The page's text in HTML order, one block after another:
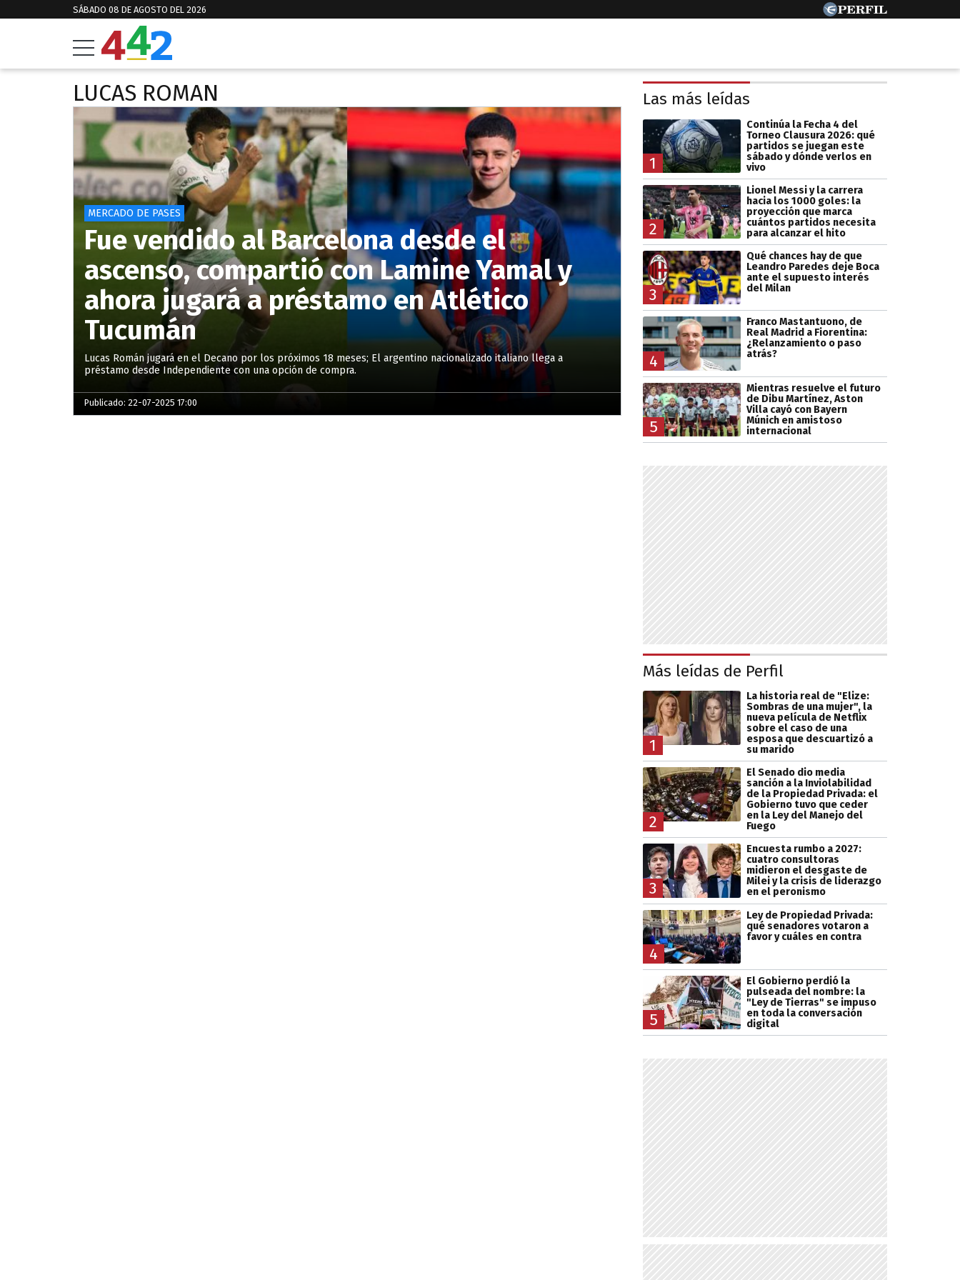
SÁBADO 08 DE AGOSTO DEL 2026
LUCAS ROMAN
MERCADO DE PASES
Fue vendido al Barcelona desde el
ascenso, compartió con Lamine Yamal y
ahora jugará a préstamo en Atlético
Tucumán
Lucas Román jugará en el Decano por los próximos 18 meses; El argentino nacionalizado italiano llega a
préstamo desde Independiente con una opción de compra.
Publicado: 22-07-2025 17:00
Las más leídas
1
Continúa la Fecha 4 del
Torneo Clausura 2026: qué
partidos se juegan este
sábado y dónde verlos en
vivo
2
Lionel Messi y la carrera
hacia los 1000 goles: la
proyección que marca
cuántos partidos necesita
para alcanzar el hito
3
Qué chances hay de que
Leandro Paredes deje Boca
ante el supuesto interés
del Milan
4
Franco Mastantuono, de
Real Madrid a Fiorentina:
¿Relanzamiento o paso
atrás?
5
Mientras resuelve el futuro
de Dibu Martínez, Aston
Villa cayó con Bayern
Múnich en amistoso
internacional
Más leídas de Perfil
1
La historia real de "Elize:
Sombras de una mujer", la
nueva película de Netflix
sobre el caso de una
esposa que descuartizó a
su marido
2
El Senado dio media
sanción a la Inviolabilidad
de la Propiedad Privada: el
Gobierno tuvo que ceder
en la Ley del Manejo del
Fuego
3
Encuesta rumbo a 2027:
cuatro consultoras
midieron el desgaste de
Milei y la crisis de liderazgo
en el peronismo
4
Ley de Propiedad Privada:
qué senadores votaron a
favor y cuáles en contra
5
El Gobierno perdió la
pulseada del nombre: la
"Ley de Tierras" se impuso
en toda la conversación
digital